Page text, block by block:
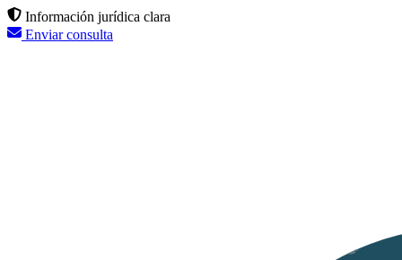
Información jurídica clara
Enviar consulta